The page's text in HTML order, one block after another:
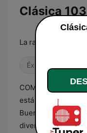
Clásica
La radio de tu vida
Éxitos clásicos
COMPANY
está situado en la
Buenos Aires y
diversos